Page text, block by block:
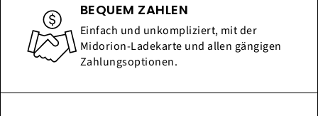
BEQUEM ZAHLEN
Einfach und unkompliziert, mit der
Midorion-Ladekarte und allen gängigen
Zahlungsoptionen.